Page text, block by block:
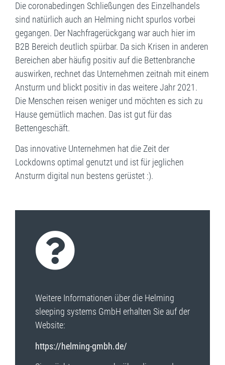
Die coronabedingen Schließungen des Einzelhandels
sind natürlich auch an Helming nicht spurlos vorbei
gegangen. Der Nachfragerückgang war auch hier im
B2B Bereich deutlich spürbar. Da sich Krisen in anderen
Bereichen aber häufig positiv auf die Bettenbranche
auswirken, rechnet das Unternehmen zeitnah mit einem
Ansturm und blickt positiv in das weitere Jahr 2021.
Die Menschen reisen weniger und möchten es sich zu
Hause gemütlich machen. Das ist gut für das
Bettengeschäft.
Das innovative Unternehmen hat die Zeit der
Lockdowns optimal genutzt und ist für jeglichen
Ansturm digital nun bestens gerüstet :).
Weitere Informationen über die Helming
sleeping systems GmbH erhalten Sie auf der
Website:
https://helming-gmbh.de/